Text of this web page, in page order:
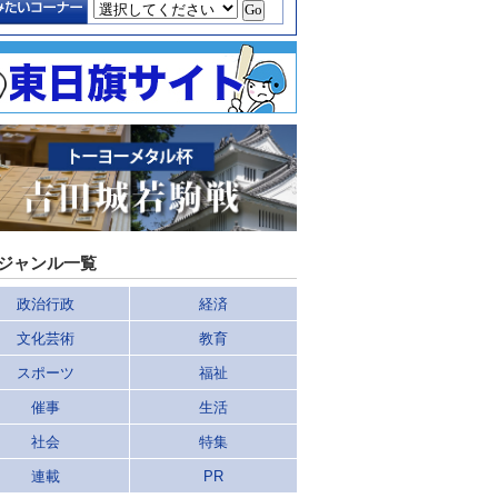
ャンル一覧
政治行政 経済
文化芸術 教育
スポーツ 福祉
催事 生活
社会 特集
連載 PR